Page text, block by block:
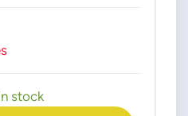
stock
(E65 E66 E67)